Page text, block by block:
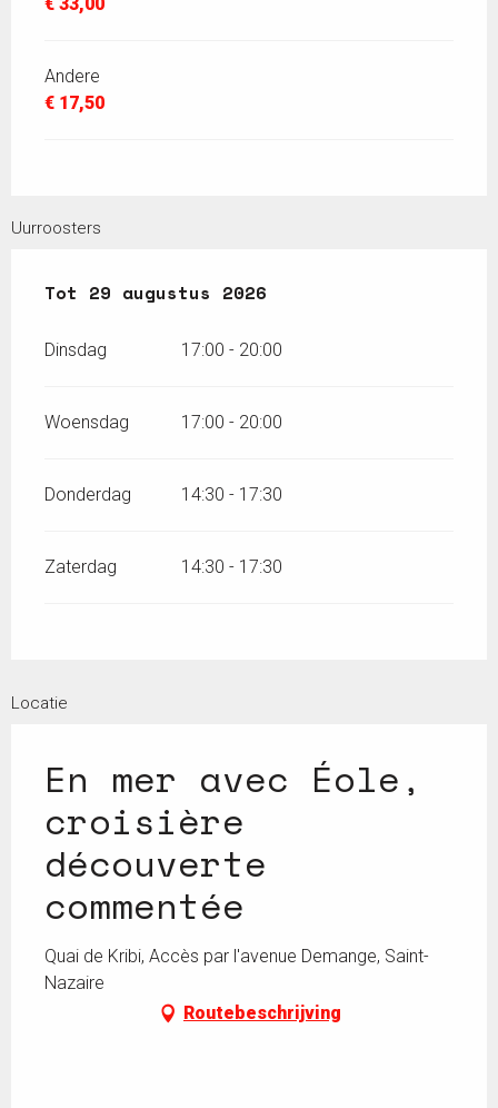
Andere
€ 17,50
Uurroosters
Vanaf28 juli 2026tot
Tot 29 augustus 2026
Dinsdag 17:00 - 20:00
Woensdag 17:00 - 20:00
Donderdag 14:30 - 17:30
Zaterdag 14:30 - 17:30
Locatie
En mer avec Éole,
croisière
découverte
commentée
Quai de Kribi, Accès par l'avenue Demange, Saint-
Nazaire
Routebeschrijving